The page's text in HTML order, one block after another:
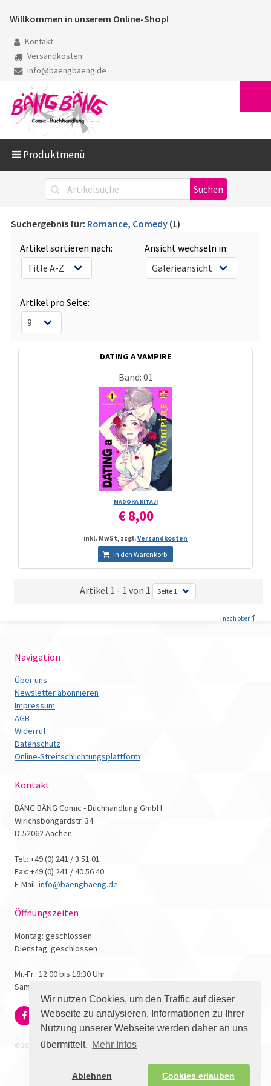
Wir nutzen Cookies, um den Traffic auf dieser
Webseite zu analysieren. Informationen zu Ihrer
Nutzung unserer Webseite werden daher an uns
übermittelt. Mehr Infos
Ablehnen Cookies erlauben
Willkommen in unserem Online-Shop!
Kontakt
Versandkosten
info@baengbaeng.de
Produktmenü
Suchergebnis für: Romance, Comedy (1)
Artikel sortieren nach:
Ansicht wechseln in:
Artikel pro Seite:
DATING A VAMPIRE
Band: 01
MADOKA KITAJI
€ 8,00
inkl. MwSt, zzgl.Versandkosten
In den Warenkorb
Artikel 1 - 1 von 1
nach oben
Navigation
Über uns
Newsletter abonnieren
Impressum
AGB
Widerruf
Datenschutz
Online-Streitschlichtungsplattform
Kontakt
BÄNG BÄNG Comic - Buchhandlung GmbH
Wirichsbongardstr. 34
D-52062 Aachen
Tel.: +49 (0) 241 / 3 51 01
Fax: +49 (0) 241 / 40 56 40
E-Mail: info@baengbaeng.de
Öffnungszeiten
Montag: geschlossen
Dienstag: geschlossen
Mi.-Fr.: 12:00 bis 18:30 Uhr
Samstag: 10:00 bis 17:00 Uhr
© 2026 - Bäng Bäng Comicbuchhandlung